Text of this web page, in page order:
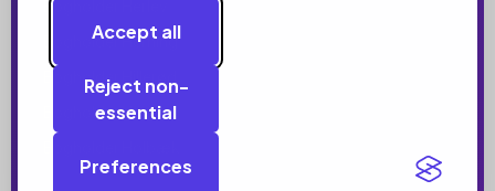
Accept all
Reject non-
essential
Preferences
Bogholder Herlev
Bogholder Herning
Bogholder Hillerød
Bogholder Hjørring